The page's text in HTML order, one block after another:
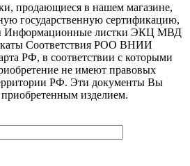
продающиеся в нашем магазине,
государственную сертификацию,
Информационные листки ЭКЦ МВД
Соответствия РОО ВНИИ
РФ, в соответствии с которыми
не имеют правовых
РФ. Эти документы Вы
приобретенным изделием.